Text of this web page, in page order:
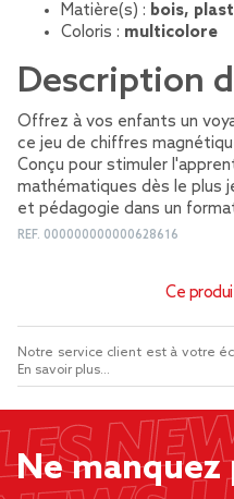
Matière(s) : bois,
Coloris : multicolore
Description
Offrez à vos enfants un
ce jeu de chiffres
Conçu pour stimuler
mathématiques dès le plus
et pédagogie dans un
REF. 000000000000628616
Ce
Notre service client est à votre
En savoir plus...
Ne manquez